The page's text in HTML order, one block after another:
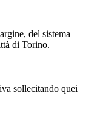
del sistema
di Torino.
sollecitando quei